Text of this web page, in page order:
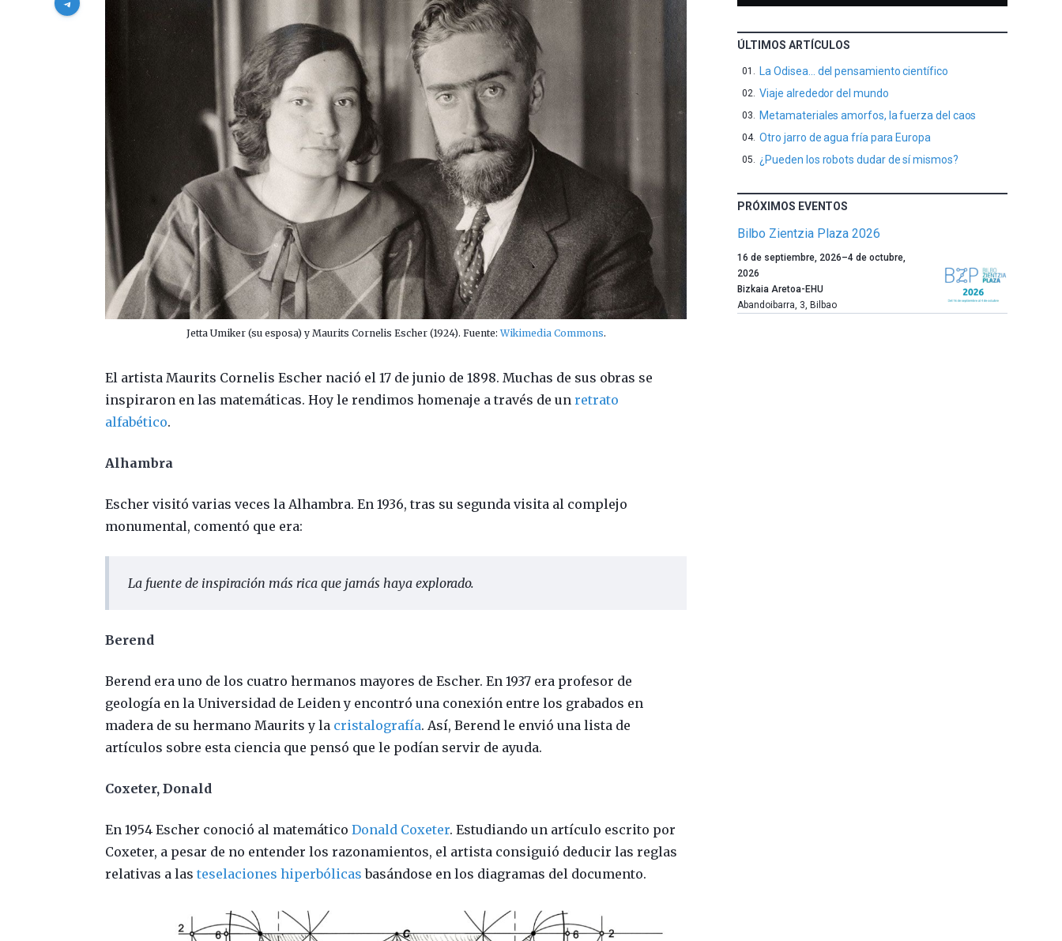
Jetta Umiker (su esposa) y Maurits Cornelis Escher (1924). Fuente:Wikimedia Commons.
El artista Maurits Cornelis Escher nació el 17 de junio de 1898. Muchas de sus obras se
inspiraron en las matemáticas. Hoy le rendimos homenaje a través de unretrato
alfabético.
Alhambra
Escher visitó varias veces la Alhambra. En 1936, tras su segunda visita al complejo
monumental, comentó que era:
La fuente de inspiración más rica que jamás haya explorado.
Berend
Berend era uno de los cuatro hermanos mayores de Escher. En 1937 era profesor de
geología en la Universidad de Leiden y encontró una conexión entre los grabados en
madera de su hermano Maurits y la cristalografía. Así, Berend le envió una lista de
artículos sobre esta ciencia que pensó que le podían servir de ayuda.
Coxeter, Donald
En 1954 Escher conoció al matemáticoDonald Coxeter. Estudiando un artículo escrito por
Coxeter, a pesar de no entender los razonamientos, el artista consiguió deducir las reglas
relativas a lasteselaciones hiperbólicas basándose en los diagramas del documento.
ÚLTIMOS ARTÍCULOS
La Odisea… del pensamiento científico
Viaje alrededor del mundo
Metamateriales amorfos, la fuerza del caos
Otro jarro de agua fría para Europa
¿Pueden los robots dudar de sí mismos?
PRÓXIMOS EVENTOS
Bilbo Zientzia Plaza 2026
Un
año
más,
Bilbao
16 de septiembre, 2026–4 de octubre,
2026
Bizkaia Aretoa-EHU
Abandoibarra, 3, Bilbao